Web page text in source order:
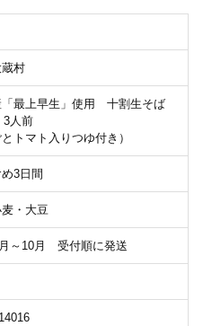
村
「最上早生」使用 十割生そば
3人前
とトマト入りつゆ付き）
3日間
・大豆
～10月 受付順に発送